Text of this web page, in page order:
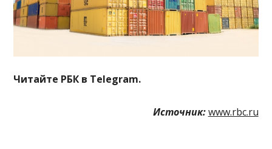
Читайте РБК в Telegram.
Источник: www.rbc.ru